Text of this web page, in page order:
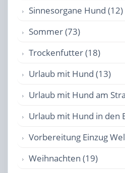
Sinnesorgane Hund (12)
Sommer (73)
Trockenfutter (18)
Urlaub mit Hund (13)
Urlaub mit Hund am
Urlaub mit Hund in den
Vorbereitung Einzug
Weihnachten (19)